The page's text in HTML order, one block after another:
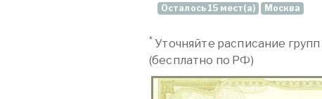
Осталось 15 мест(а) Москва
* Уточняйте расписание
(бесплатно по РФ)